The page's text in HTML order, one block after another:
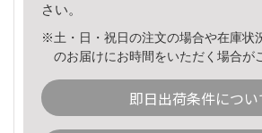
さい。
※土・日・祝日の注文の場合や在庫状
のお届けにお時間をいただく場合が
即日出荷条件につい